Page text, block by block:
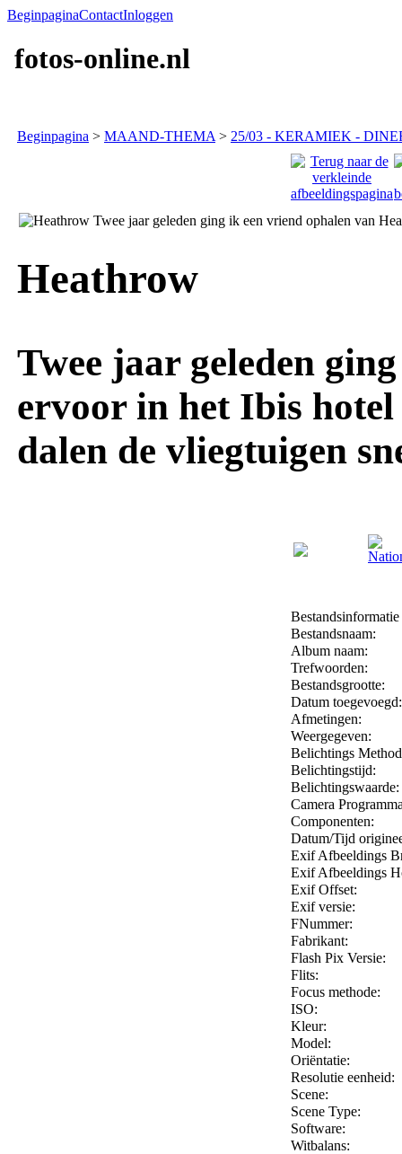
BeginpaginaContactInloggen
fotos-online.nl
Beginpagina > MAAND-THEMA > 25/03 - KERAMIEK -
Heathrow
Twee jaar geleden
ervoor in het Ibis
dalen de vliegtuigen
Bestandsinformatie
Bestandsnaam:
Album naam:
Trefwoorden:
Bestandsgrootte:
Datum toegevoegd:
Afmetingen:
Weergegeven:
Belichtings
Belichtingstijd:
Belichtingswaarde:
Camera
Componenten:
Datum/Tijd
Exif Afbeeldings
Exif Afbeeldings
Exif Offset:
Exif versie:
FNummer:
Fabrikant:
Flash Pix Versie:
Flits:
Focus methode:
ISO:
Kleur:
Model:
Oriëntatie:
Resolutie eenheid:
Scene:
Scene Type:
Software:
Witbalans: